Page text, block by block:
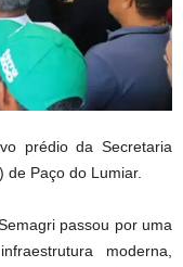
prédio da Secretaria
) de Paço do Lumiar.
passou por uma
moderna,